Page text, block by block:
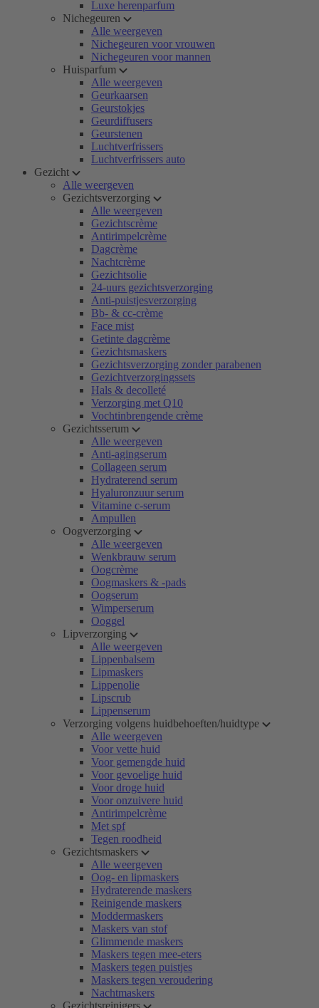
Luxe herenparfum
Nichegeuren
Alle weergeven
Nichegeuren voor vrouwen
Nichegeuren voor mannen
Huisparfum
Alle weergeven
Geurkaarsen
Geurstokjes
Geurdiffusers
Geurstenen
Luchtverfrissers
Luchtverfrissers auto
Gezicht
Alle weergeven
Gezichtsverzorging
Alle weergeven
Gezichtscrème
Antirimpelcrème
Dagcrème
Nachtcrème
Gezichtsolie
24-uurs gezichtsverzorging
Anti-puistjesverzorging
Bb- & cc-crème
Face mist
Getinte dagcrème
Gezichtsmaskers
Gezichtsverzorging zonder parabenen
Gezichtverzorgingssets
Hals & decolleté
Verzorging met Q10
Vochtinbrengende crème
Gezichtsserum
Alle weergeven
Anti-agingserum
Collageen serum
Hydraterend serum
Hyaluronzuur serum
Vitamine c-serum
Ampullen
Oogverzorging
Alle weergeven
Wenkbrauw serum
Oogcrème
Oogmaskers & -pads
Oogserum
Wimperserum
Ooggel
Lipverzorging
Alle weergeven
Lippenbalsem
Lipmaskers
Lippenolie
Lipscrub
Lippenserum
Verzorging volgens huidbehoeften/huidtype
Alle weergeven
Voor vette huid
Voor gemengde huid
Voor gevoelige huid
Voor droge huid
Voor onzuivere huid
Antirimpelcrème
Met spf
Tegen roodheid
Gezichtsmaskers
Alle weergeven
Oog- en lipmaskers
Hydraterende maskers
Reinigende maskers
Moddermaskers
Maskers van stof
Glimmende maskers
Maskers tegen mee-eters
Maskers tegen puistjes
Maskers tegen veroudering
Nachtmaskers
Gezichtsreinigers